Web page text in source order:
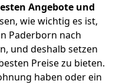
Angebote und
wie wichtig es ist,
Paderborn nach
und deshalb setzen
Preise zu bieten.
haben oder ein